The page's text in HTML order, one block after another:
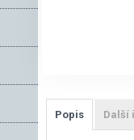
Popis Další